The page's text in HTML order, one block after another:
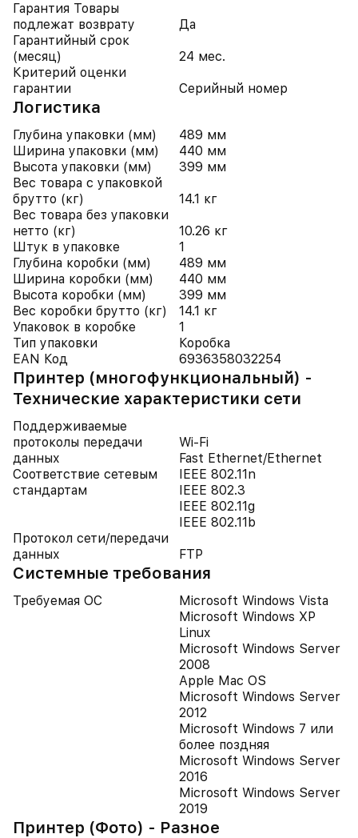
Гарантия Товары
подлежат возврату
Да
Гарантийный срок
(месяц)
24 мес.
Критерий оценки
гарантии
Серийный номер
Логистика
Глубина упаковки (мм)
489 мм
Ширина упаковки (мм)
440 мм
Высота упаковки (мм)
399 мм
Вес товара с упаковкой
брутто (кг)
14.1 кг
Вес товара без упаковки
нетто (кг)
10.26 кг
Штук в упаковке
1
Глубина коробки (мм)
489 мм
Ширина коробки (мм)
440 мм
Высота коробки (мм)
399 мм
Вес коробки брутто (кг)
14.1 кг
Упаковок в коробке
1
Тип упаковки
Коробка
EAN Код
6936358032254
Принтер (многофункциональный) -
Технические характеристики сети
Поддерживаемые
протоколы передачи
данных
Wi-Fi
Fast Ethernet/Ethernet
Соответствие сетевым
стандартам
IEEE 802.11n
IEEE 802.3
IEEE 802.11g
IEEE 802.11b
Протокол сети/передачи
данных
FTP
Системные требования
Требуемая ОС
Microsoft Windows Vista
Microsoft Windows XP
Linux
Microsoft Windows Server
2008
Apple Mac OS
Microsoft Windows Server
2012
Microsoft Windows 7 или
более поздняя
Microsoft Windows Server
2016
Microsoft Windows Server
2019
Принтер (Фото) - Разное